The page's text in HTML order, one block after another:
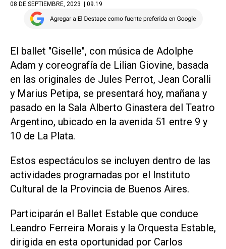
08 DE SEPTIEMBRE, 2023 | 09.19
El ballet "Giselle", con música de Adolphe
Adam y coreografía de Lilian Giovine, basada
en las originales de Jules Perrot, Jean Coralli
y Marius Petipa, se presentará hoy, mañana y
pasado en la Sala Alberto Ginastera del Teatro
Argentino, ubicado en la avenida 51 entre 9 y
10 de La Plata.
Estos espectáculos se incluyen dentro de las
actividades programadas por el Instituto
Cultural de la Provincia de Buenos Aires.
Participarán el Ballet Estable que conduce
Leandro Ferreira Morais y la Orquesta Estable,
dirigida en esta oportunidad por Carlos